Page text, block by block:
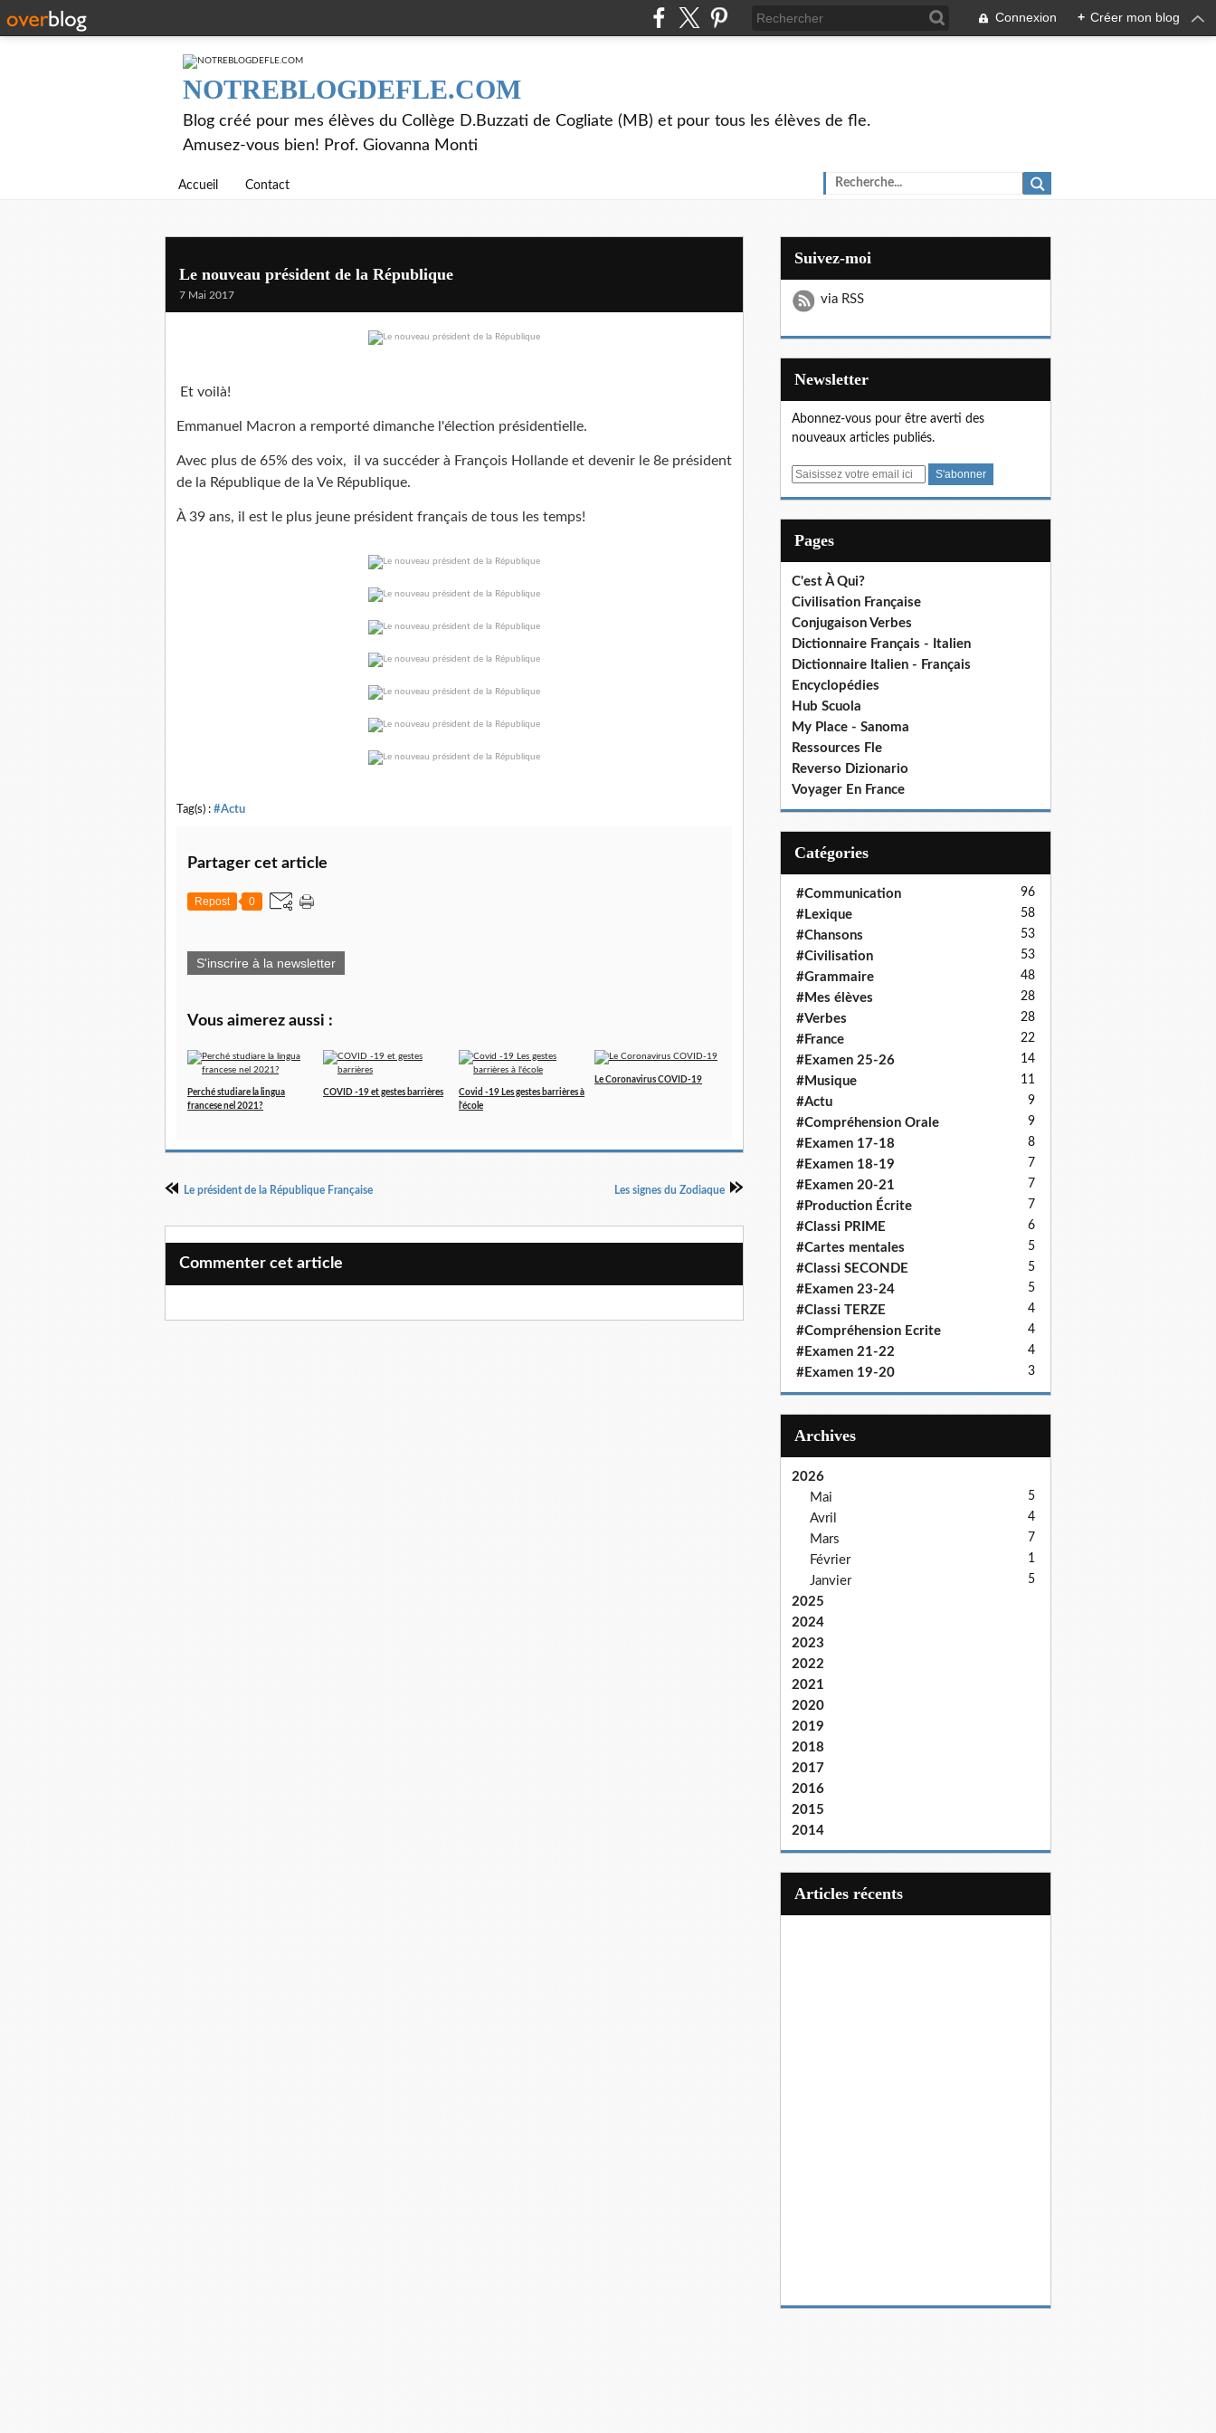
Connexion + Créer mon blog
NOTREBLOGDEFLE.COM
Blog créé pour mes élèves du Collège D.Buzzati de Cogliate (MB) et pour tous les élèves de fle.
Amusez-vous bien! Prof. Giovanna Monti
Accueil Contact
Le nouveau président de la République
7 Mai 2017
Et voilà!
Emmanuel Macron a remporté dimanche l'élection présidentielle.
Avec plus de 65% des voix, il va succéder à François Hollande et devenir le 8e président
de la République de la Ve République.
À 39 ans, il est le plus jeune président français de tous les temps!
Tag(s) : #Actu
Partager cet article
Repost 0
S'inscrire à la newsletter
Vous aimerez aussi :
Perché studiare la lingua
francese nel 2021?
COVID -19 et gestes barrières
Covid -19 Les gestes barrières à
l'école
Le Coronavirus COVID-19
Le président de la République Française Les signes du Zodiaque
Commenter cet article
Suivez-moi
via RSS
Newsletter
Abonnez-vous pour être averti des
nouveaux articles publiés.
E
Pages
C'est À Qui?
Civilisation Française
Conjugaison Verbes
Dictionnaire Français - Italien
Dictionnaire Italien - Français
Encyclopédies
Hub Scuola
My Place - Sanoma
Ressources Fle
Reverso Dizionario
Voyager En France
Catégories
#Communication 96
#Lexique 58
#Chansons 53
#Civilisation 53
#Grammaire 48
#Mes élèves 28
#Verbes 28
#France 22
#Examen 25-26 14
#Musique 11
#Actu 9
#Compréhension Orale 9
#Examen 17-18 8
#Examen 18-19 7
#Examen 20-21 7
#Production Écrite 7
#Classi PRIME 6
#Cartes mentales 5
#Classi SECONDE 5
#Examen 23-24 5
#Classi TERZE 4
#Compréhension Ecrite 4
#Examen 21-22 4
#Examen 19-20 3
Archives
2026
Mai
5
Avril 4
Mars 7
Février 1
Janvier 5
2025
2024
2023
2022
2021
2020
2019
2018
2017
2016
2015
2014
articles récents